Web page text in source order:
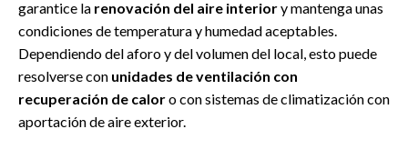
garantice la renovación del aire interiory mantenga unas
condiciones de temperatura y humedad aceptables.
Dependiendo del aforo y del volumen del local, esto puede
resolverse con unidades de ventilación con
recuperación de caloro con sistemas de climatización con
aportación de aire exterior.